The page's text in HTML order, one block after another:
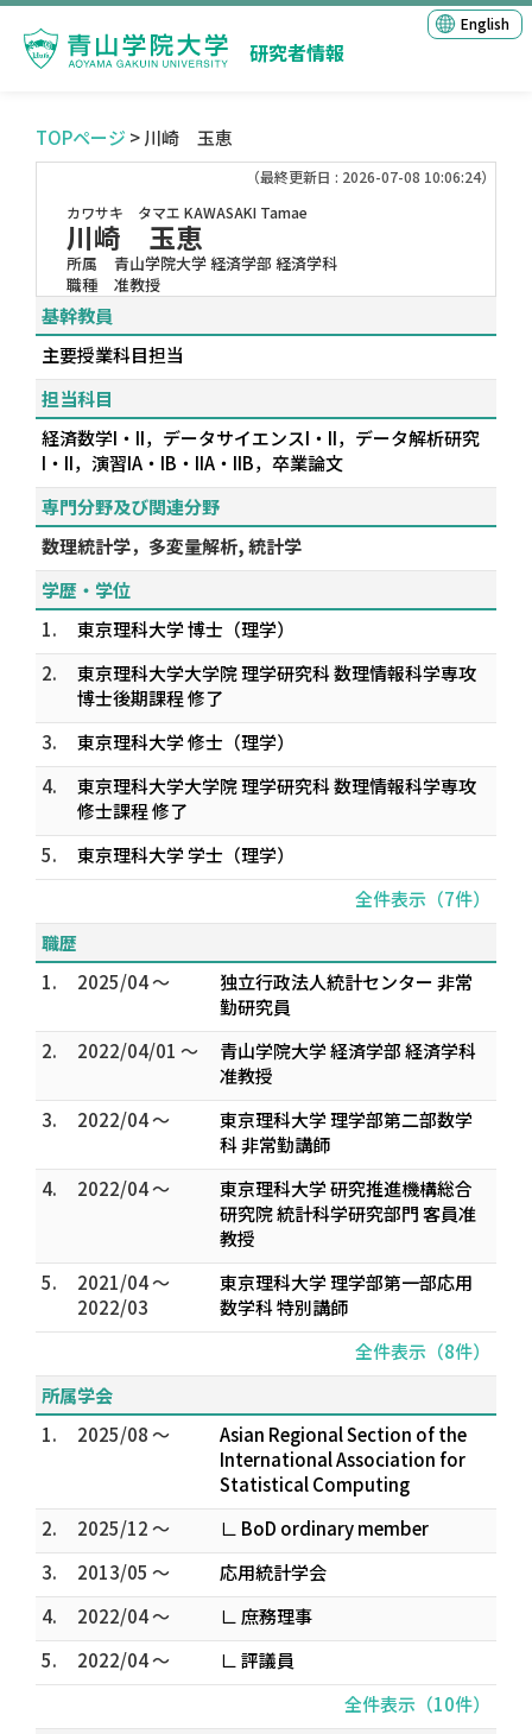
研究者情報
English
TOPページ > 川崎 玉恵
（最終更新日 : 2026-07-08 10:06:24）
カワサキ タマエ KAWASAKI Tamae
川崎 玉恵
所属
青山学院大学 経済学部 経済学科
職種
准教授
基幹教員
主要授業科目担当
担当科目
経済数学I・II，データサイエンスI・II，データ解析研究
I・II，演習IA・IB・IIA・IIB，卒業論文
専門分野及び関連分野
数理統計学，多変量解析, 統計学
学歴・学位
1.
東京理科大学 博士（理学）
2.
東京理科大学大学院 理学研究科 数理情報科学専攻
博士後期課程 修了
3.
東京理科大学 修士（理学）
4.
東京理科大学大学院 理学研究科 数理情報科学専攻
修士課程 修了
5.
東京理科大学 学士（理学）
全件表示（7件）
職歴
1.
2025/04 ～
独立行政法人統計センター 非常
勤研究員
2.
2022/04/01 ～
青山学院大学 経済学部 経済学科
准教授
3.
2022/04 ～
東京理科大学 理学部第二部数学
科 非常勤講師
4.
2022/04 ～
東京理科大学 研究推進機構総合
研究院 統計科学研究部門 客員准
教授
5.
2021/04 ～
2022/03
東京理科大学 理学部第一部応用
数学科 特別講師
全件表示（8件）
所属学会
1.
2025/08 ～
Asian Regional Section of the
International Association for
Statistical Computing
2.
2025/12 ～
∟ BoD ordinary member
3.
2013/05 ～
応用統計学会
4.
2022/04 ～
∟ 庶務理事
5.
2022/04 ～
∟ 評議員
全件表示（10件）